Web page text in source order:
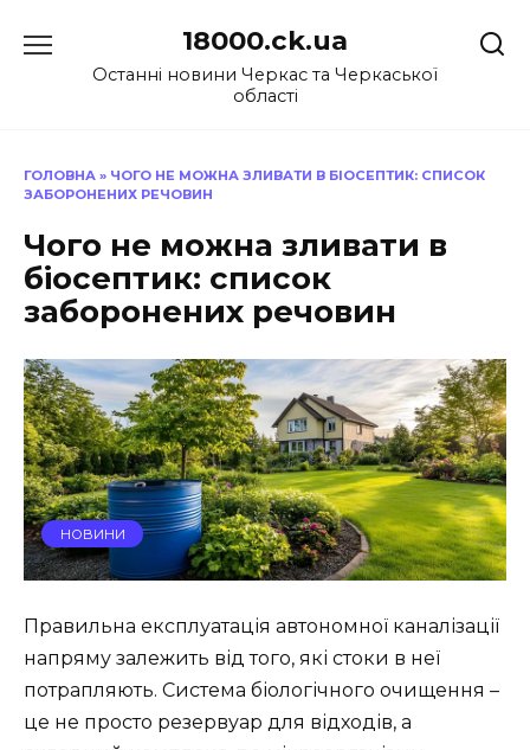
до
18000.ck.ua
Останні новини Черкас та Черкаської
області
ГОЛОВНА » ЧОГО НЕ МОЖНА ЗЛИВАТИ В БІОСЕПТИК: СПИСОК
ЗАБОРОНЕНИХ РЕЧОВИН
Чого не можна зливати в
біосептик: список
заборонених речовин
НОВИНИ
Правильна експлуатація автономної каналізації
напряму залежить від того, які стоки в неї
потрапляють. Система біологічного очищення –
це не просто резервуар для відходів, а